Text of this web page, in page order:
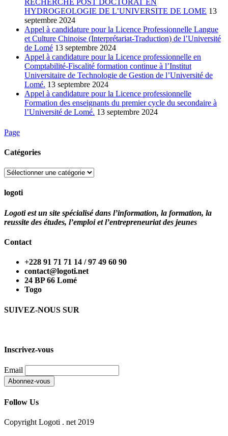
RECHERCHE POST DOCTORAT EN
HYDROGEOLOGIE DE L’UNIVERSITE DE LOME 13
septembre 2024
Appel à candidature pour la Licence Professionnelle Langue
et Culture Chinoise (Interprétariat-Traduction) de l’Université
de Lomé 13 septembre 2024
Appel à candidature pour la Licence professionnelle en
Comptabilité-Fiscalité formation continue à l’Institut
Universitaire de Technologie de Gestion de l’Université de
Lomé. 13 septembre 2024
Appel à candidature pour la Licence professionnelle
Formation des enseignants du premier cycle du secondaire à
l’Université de Lomé. 13 septembre 2024
Page
Catégories
Catégories
logoti
Logoti est un site spécialisé dans l’information, la formation, la
reussite des études, l’emploi et l’entrepreneuriat des jeunes
Contact
+228 91 71 71 14 / 97 49 60 90
contact@logoti.net
24 BP 66 Lomé
Togo
SUIVEZ-NOUS SUR
Inscrivez-vous
Email
Follow Us
Copyright Logoti . net 2019